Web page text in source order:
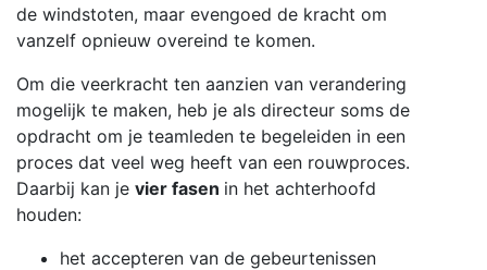
de windstoten, maar evengoed de kracht om
vanzelf opnieuw overeind te komen.
Om die veerkracht ten aanzien van verandering
mogelijk te maken, heb je als directeur soms de
opdracht om je teamleden te begeleiden in een
proces dat veel weg heeft van een rouwproces.
Daarbij kan je vier fasen in het achterhoofd
houden:
het accepteren van de gebeurtenissen